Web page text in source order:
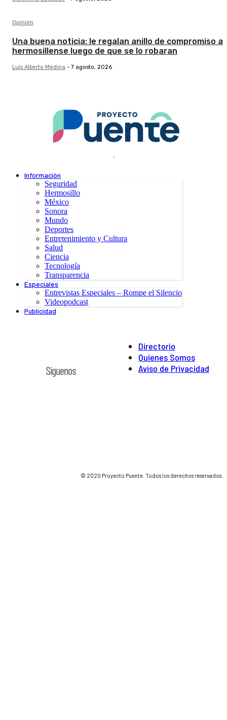
Opinión
Una buena noticia: le regalan anillo de compromiso a
hermosillense luego de que se lo robaran
Luis Alberto Medina - 7 agosto, 2026
.
Información
Seguridad
Hermosillo
México
Sonora
Mundo
Deportes
Entretenimiento y Cultura
Salud
Ciencia
Tecnología
Transparencia
Especiales
Entrevistas Especiales – Rompe el Silencio
Videopodcast
Publicidad
Directorio
Quienes Somos
Aviso de Privacidad
Síguenos
© 2020 Proyecto Puente. Todos los derechos reservados.